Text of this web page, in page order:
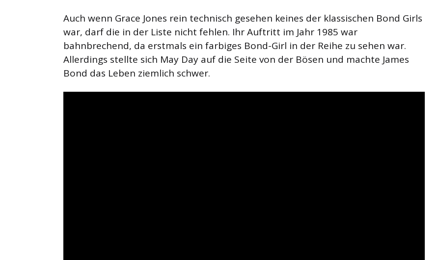
Auch wenn Grace Jones rein technisch gesehen keines der klassischen Bond Girls
war, darf die in der Liste nicht fehlen. Ihr Auftritt im Jahr 1985 war
bahnbrechend, da erstmals ein farbiges Bond-Girl in der Reihe zu sehen war.
Allerdings stellte sich May Day auf die Seite von der Bösen und machte James
Bond das Leben ziemlich schwer.